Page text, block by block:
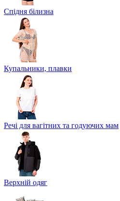
Спідня білизна
Купальники, плавки
Речі для вагітних та годуючих мам
Верхній одяг